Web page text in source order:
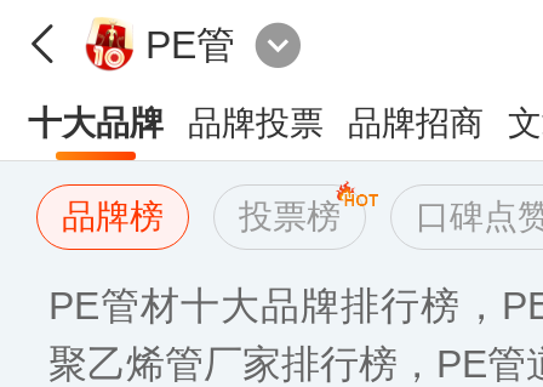
PE管
十大品牌 品牌投票 品牌招商
品牌榜 投票榜 口碑点
PE管材十大品牌排行榜，
聚乙烯管厂家排行榜，PE